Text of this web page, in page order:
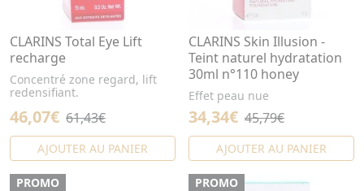
CLARINS Total Eye Lift
recharge
Concentré zone regard, lift
redensifiant.
46,07€ 61,43€
AJOUTER AU PANIER
CLARINS Skin Illusion -
Teint naturel hydratation
30ml n°110 honey
Effet peau nue
34,34€ 45,79€
AJOUTER AU PANIER
PROMO
PROMO